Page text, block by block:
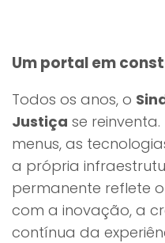
Um portal em
Todos os anos, o
Justiça se
menus, as
a própria
permanente reflete
com a inovação, a
contínua da